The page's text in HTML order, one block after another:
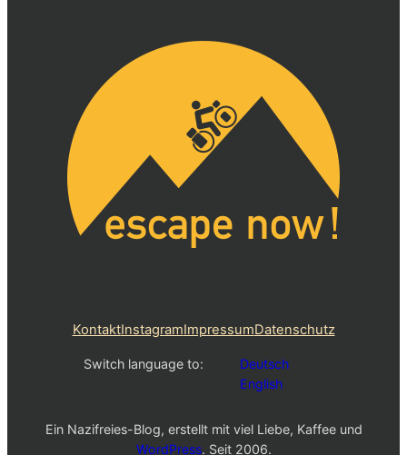
KontaktInstagramImpressumDatenschutz
Switch language to:
Deutsch
English
Ein Nazifreies-Blog, erstellt mit viel Liebe, Kaffee und
WordPress. Seit 2006.